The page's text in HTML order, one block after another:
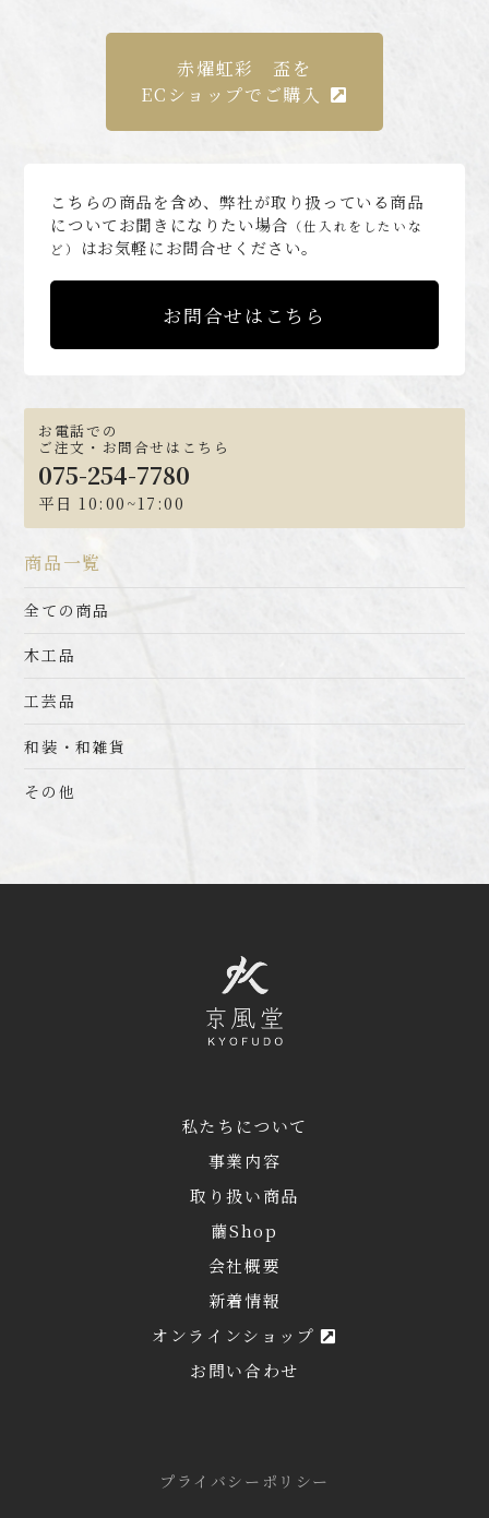
お電話での
ご注文・お問合せはこちら
075-254-7780
平日 10:00~17:00
商品一覧
全ての商品
木工品
工芸品
和装・和雑貨
その他
赤燿虹彩 盃を
ECショップでご購入
こちらの商品を含め、弊社が取り扱っている商品
についてお聞きになりたい場合 （仕入れをしたいな
ど）
はお気軽にお問合せください。
お問合せはこちら
私たちについて
事業内容
取り扱い商品
繭Shop
会社概要
新着情報
オンラインショップ
お問い合わせ
プライバシーポリシー